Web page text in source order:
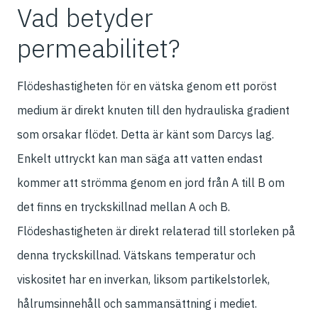
Vad betyder
permeabilitet?
Flödeshastigheten för en vätska genom ett poröst
medium är direkt knuten till den hydrauliska gradient
som orsakar flödet. Detta är känt som Darcys lag.
Enkelt uttryckt kan man säga att vatten endast
kommer att strömma genom en jord från A till B om
det finns en tryckskillnad mellan A och B.
Flödeshastigheten är direkt relaterad till storleken på
denna tryckskillnad. Vätskans temperatur och
viskositet har en inverkan, liksom partikelstorlek,
hålrumsinnehåll och sammansättning i mediet.